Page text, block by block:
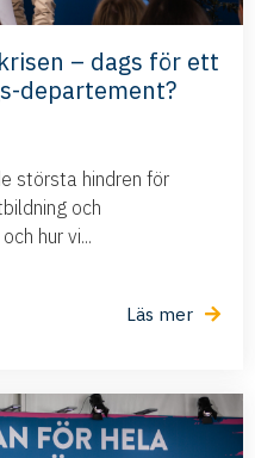
– dags för ett
departement?
största hindren för
och
hur vi...
Läs mer